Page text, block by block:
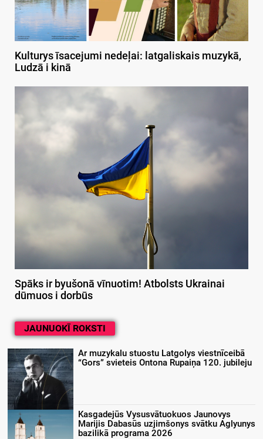
Kulturys īsacejumi nedeļai: latgaliskais muzykā,
Ludzā i kinā
Spāks ir byušonā vīnuotim! Atbolsts Ukrainai
dūmuos i dorbūs
JAUNUOKĪ ROKSTI
Ar muzykalu stuostu Latgolys viestnīceibā
“Gors” svieteis Ontona Rupaiņa 120. jubileju
Kasgadejūs Vysusvātuokuos Jaunovys
Marijis Dabasūs uzjimšonys svātku Aglyunys
bazilikā programa 2026